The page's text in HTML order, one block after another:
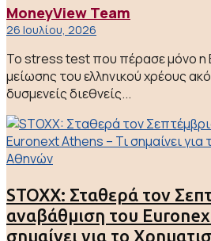
MoneyView Team
26 Ιουλίου, 2026
Το stress test που πέρασε μόνο η
μείωσης του ελληνικού χρέους
δυσμενείς διεθνείς...
STOXX: Σταθερά τον
αναβάθμιση του
σημαίνει για το